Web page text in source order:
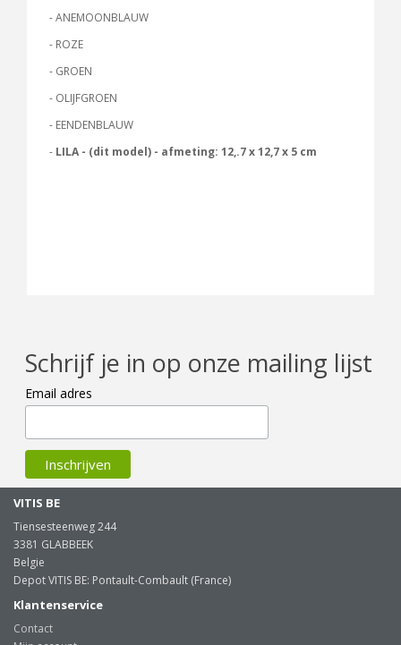
- ANEMOONBLAUW
- ROZE
- GROEN
- OLIJFGROEN
- EENDENBLAUW
- LILA - (dit model) - afmeting: 12,.7 x 12,7 x 5 cm
Schrijf je in op onze mailing lijst
Email adres
VITIS BE
Tiensesteenweg 244
3381 GLABBEEK
Belgie
Depot VITIS BE: Pontault-Combault (France)
Klantenservice
Contact